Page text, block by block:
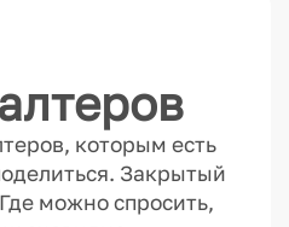
которым есть
Закрытый
можно спросить,